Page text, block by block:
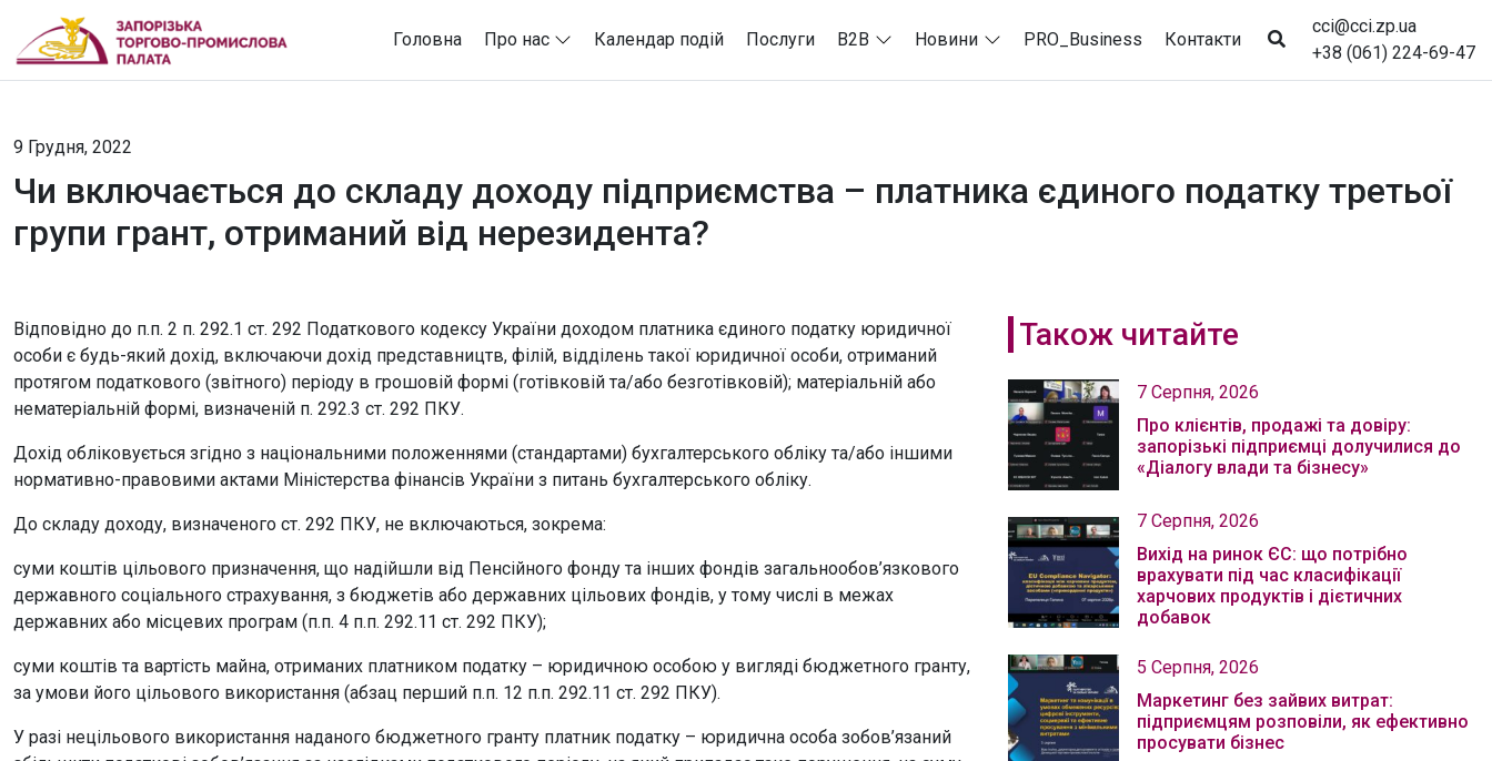
Головна Про нас Календар подій Послуги B2B Новини PRO_Business Контакти
cci@cci.zp.ua
+38 (061) 224-69-47
9 Грудня, 2022
Чи включається до складу доходу підприємства – платника єдиного податку третьої
групи грант, отриманий від нерезидента?
Відповідно до п.п. 2 п. 292.1 ст. 292 Податкового кодексу України доходом платника єдиного податку юридичної
особи є будь-який дохід, включаючи дохід представництв, філій, відділень такої юридичної особи, отриманий
протягом податкового (звітного) періоду в грошовій формі (готівковій та/або безготівковій); матеріальній або
нематеріальній формі, визначеній п. 292.3 ст. 292 ПКУ.
Дохід обліковується згідно з національними положеннями (стандартами) бухгалтерського обліку та/або іншими
нормативно-правовими актами Міністерства фінансів України з питань бухгалтерського обліку.
До складу доходу, визначеного ст. 292 ПКУ, не включаються, зокрема:
суми коштів цільового призначення, що надійшли від Пенсійного фонду та інших фондів загальнообов’язкового
державного соціального страхування, з бюджетів або державних цільових фондів, у тому числі в межах
державних або місцевих програм (п.п. 4 п.п. 292.11 ст. 292 ПКУ);
суми коштів та вартість майна, отриманих платником податку – юридичною особою у вигляді бюджетного гранту,
за умови його цільового використання (абзац перший п.п. 12 п.п. 292.11 ст. 292 ПКУ).
У разі нецільового використання наданого бюджетного гранту платник податку – юридична особа зобов’язаний
Також читайте
7 Серпня, 2026
Про клієнтів, продажі та довіру:
запорізькі підприємці долучилися до
«Діалогу влади та бізнесу»
7 Серпня, 2026
Вихід на ринок ЄС: що потрібно
врахувати під час класифікації
харчових продуктів і дієтичних
добавок
5 Серпня, 2026
Маркетинг без зайвих витрат:
підприємцям розповіли, як ефективно
просувати бізнес